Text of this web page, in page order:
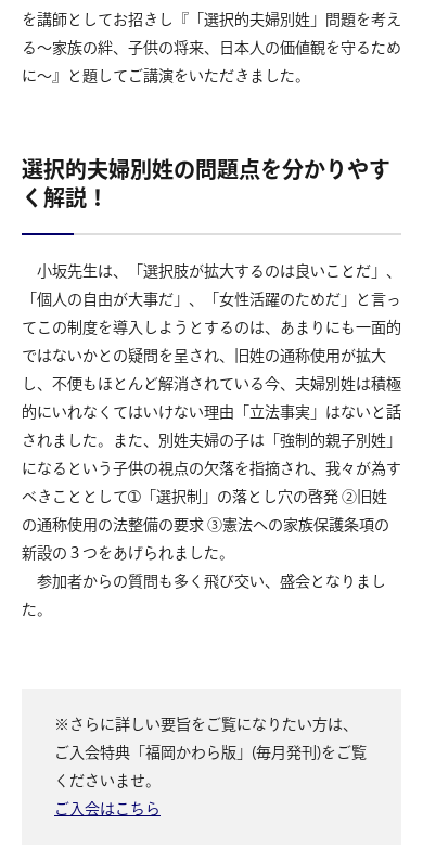
を講師としてお招きし『「選択的夫婦別姓」問題を考え
る～家族の絆、子供の将来、日本人の価値観を守るため
に～』と題してご講演をいただきました。
選択的夫婦別姓の問題点を分かりやす
く解説！
小坂先生は、「選択肢が拡大するのは良いことだ」、
「個人の自由が大事だ」、「女性活躍のためだ」と言っ
てこの制度を導入しようとするのは、あまりにも一面的
ではないかとの疑問を呈され、旧姓の通称使用が拡大
し、不便もほとんど解消されている今、夫婦別姓は積極
的にいれなくてはいけない理由「立法事実」はないと話
されました。また、別姓夫婦の子は「強制的親子別姓」
になるという子供の視点の欠落を指摘され、我々が為す
べきこととして➀「選択制」の落とし穴の啓発 ②旧姓
の通称使用の法整備の要求 ③憲法への家族保護条項の
新設の３つをあげられました。
参加者からの質問も多く飛び交い、盛会となりまし
た。
※さらに詳しい要旨をご覧になりたい方は、
ご入会特典「福岡かわら版」(毎月発刊)をご覧
くださいませ。
ご入会はこちら